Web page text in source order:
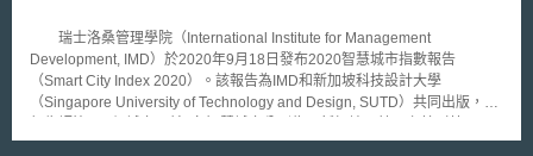
USB與PS/2二種不同規格的連接埠，並自動偵測目前在使用中的是哪一種
連接埠。另外還有一項技術為TiltWheel，該技術使滾輪可以左右方向的滾
動，並藉由傾斜方式讓滑鼠增添更多移動的功能。 一般來說，ITC收
到專利相關案件的控訴後，會視案件的複雜程度，在12-18個月內完成審理
及判決，因此本案後續判決結果尚有待觀察。
瑞士洛桑管理學院（International Institute for Management
Development, IMD）於2020年9月18日發布2020智慧城市指數報告
（Smart City Index 2020）。該報告為IMD和新加坡科技設計大學
（Singapore University of Technology and Design, SUTD）共同出版，該
蘭）、蘇黎世（瑞士）、奧克蘭（紐西蘭）、奧斯陸（挪威）。其他重要城